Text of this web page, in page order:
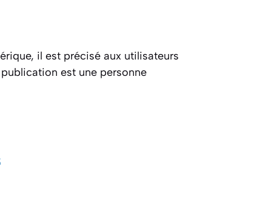
il est précisé aux utilisateurs
est une personne